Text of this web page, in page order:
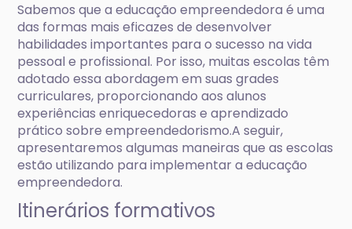
Sabemos que a educação empreendedora é uma
das formas mais eficazes de desenvolver
habilidades importantes para o sucesso na vida
pessoal e profissional. Por isso, muitas escolas têm
adotado essa abordagem em suas grades
curriculares, proporcionando aos alunos
experiências enriquecedoras e aprendizado
prático sobre empreendedorismo.A seguir,
apresentaremos algumas maneiras que as escolas
estão utilizando para implementar a educação
empreendedora.
Itinerários formativos